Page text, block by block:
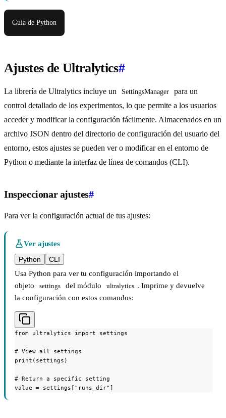
Guía de Python
Ajustes de Ultralytics#
La librería de Ultralytics incluye un SettingsManager
para un
control detallado de los experimentos, lo que permite a los usuarios
acceder y modificar la configuración fácilmente. Almacenados en un
archivo JSON dentro del directorio de configuración del usuario del
entorno, estos ajustes se pueden ver o modificar en el entorno de
Python o mediante la interfaz de línea de comandos (CLI).
Inspeccionar ajustes#
Para ver la configuración actual de tus ajustes:
Ver ajustes
Python
CLI
Usa Python para ver tu configuración importando el
objeto
settings del módulo ultralytics . Imprime y devuelve
la configuración con estos comandos:
from ultralytics import settings
# View all settings
print(settings)
# Return a specific setting
value = settings["runs_dir"]